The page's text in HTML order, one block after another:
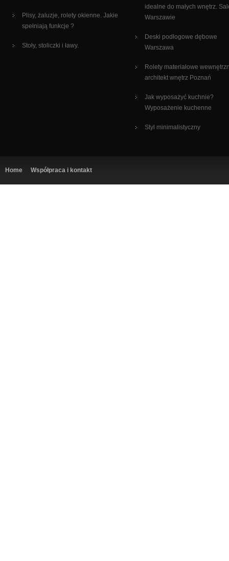
Plisy, żaluzje, rolety okienne. Jakie
spełniają funkcje ?
Stoły, stoliczki i ławy.
idealne do małych wnętrz.
Warszawie
Deski podłogowe dębowe
Warszawa
Rolety materiałowe
architekt wnętrz Poznań
Jak wyposażyć kuchnie?
Wyposażenie kuchenne
Styl minimalistyczny
Home Współpraca i kontakt